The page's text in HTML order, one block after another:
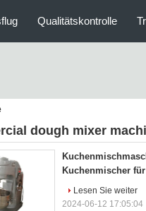
Qualitätskontrolle
dough mixer
Kuchenmischer
Lesen Sie weiter
2024-06-12 17:05:04